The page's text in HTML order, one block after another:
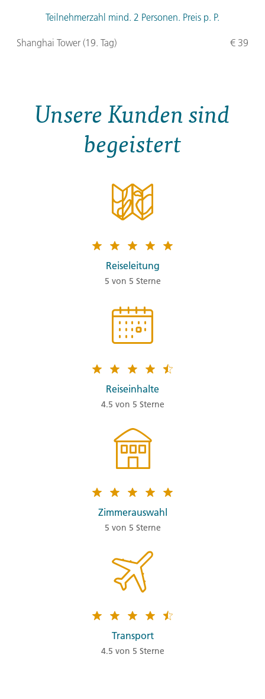
Teilnehmerzahl mind. 2 Personen. Preis p. P.
Shanghai Tower (19. Tag) € 39
Unsere Kunden sind
begeistert
Reiseleitung
5 von 5 Sterne
Reiseinhalte
4.5 von 5 Sterne
Zimmerauswahl
5 von 5 Sterne
Transport
4.5 von 5 Sterne